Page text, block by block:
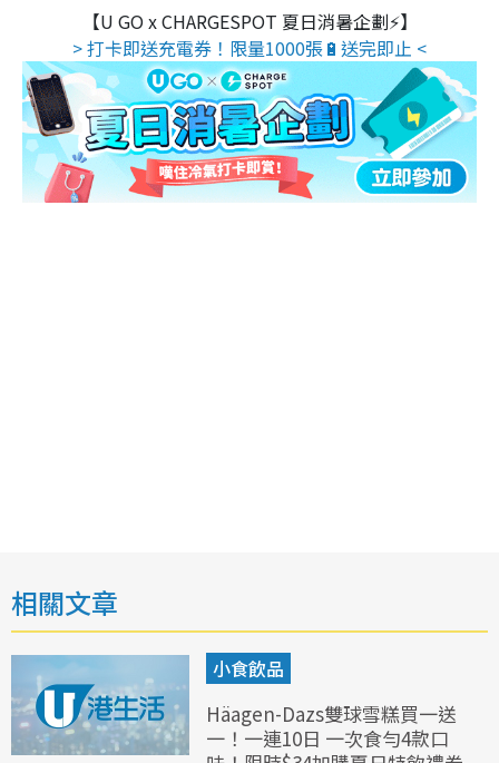
【U GO x CHARGESPOT 夏日消暑企劃⚡】
> 打卡即送充電券！限量1000張🔋送完即止 <
相關文章
小食飲品
Häagen-Dazs雙球雪糕買一送
一！一連10日 一次食勻4款口